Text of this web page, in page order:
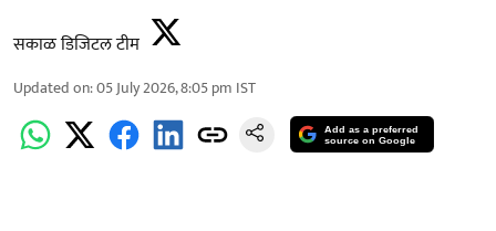
सकाळ डिजिटल टीम
Updated on:05 July 2026, 8:05 pm IST
Add as a preferred
source on Google